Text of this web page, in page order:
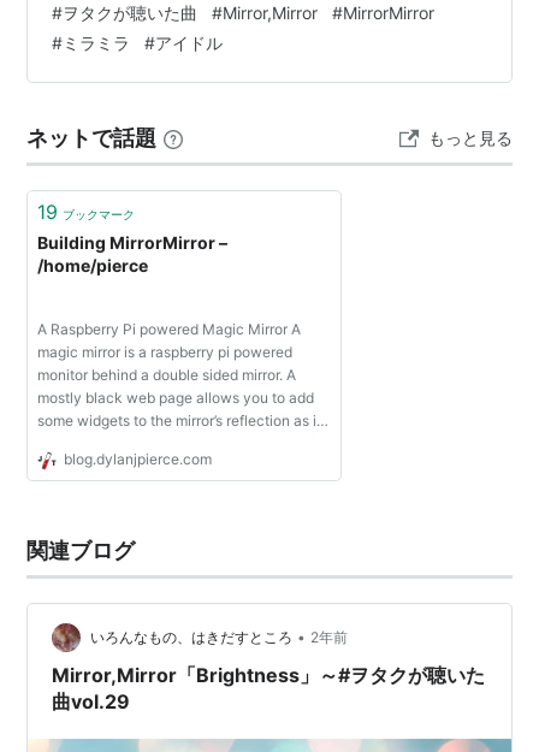
が少ない。そんな中で、すごく久々にミラミラに触れる
きっかけは新曲「Sign」。 ☪︎┈┈┈┈┈‧✧̣̥̇‧┈┈┈┈┈☪︎💫新曲 サ
ブスク配信開始💫☪︎┈┈┈┈┈‧✧̣̥̇‧┈┈┈┈┈☪︎本日のフリーライ
詞/作編曲…
#ヲタクが聴いた曲 #Mirror,Mirror #MirrorMirror
#ミラミラ #アイドル
ネットで話題 もっと見る
19 ブックマーク
Building MirrorMirror –
/home/pierce
A Raspberry Pi powered Magic Mirror A
magic mirror is a raspberry pi powered
monitor behind a double sided mirror. A
mostly black web page allows you to add
some widgets to the mirror’s reflection as if
displaying the weather forecast, the
blog.dylanjpierce.com
関連ブログ
いろんなもの、はきだすところ • 2年前
Mirror,Mirror「Brightness」～#ヲタクが聴いた
曲vol.29